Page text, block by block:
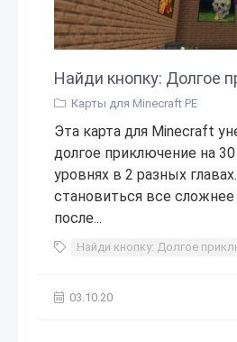
Найди кнопку: Долгое
Карты для Minecraft PE
Эта карта для Minecraft
долгое приключение на
уровнях в 2 разных
становиться все
после...
Найди кнопку: Долгое
03.10.20